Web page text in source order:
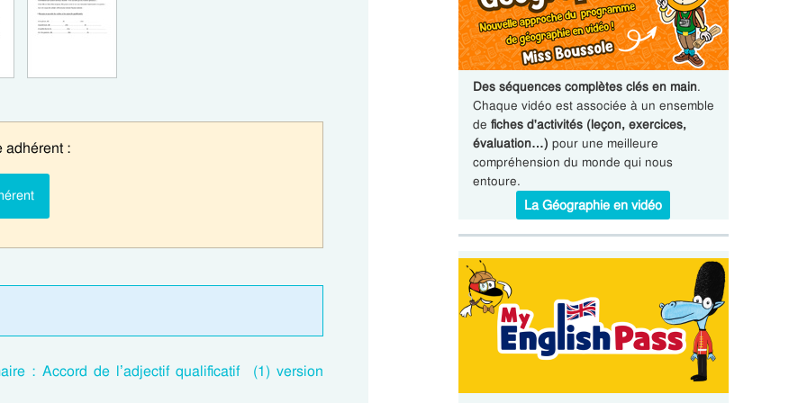
adhérent :
: Accord de l’adjectif qualificatif (1) version
Des séquences complètes clés en main.
Chaque vidéo est associée à un ensemble
de fiches d'activités (leçon, exercices,
évaluation…) pour une meilleure
compréhension du monde qui nous
entoure.
La Géographie en vidéo